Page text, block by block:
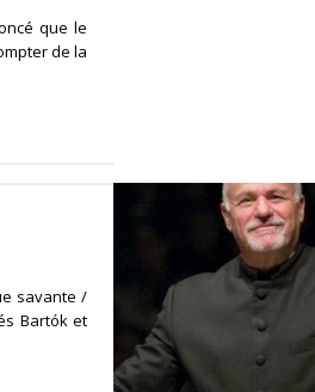
que le
de la
savante /
Bartók et